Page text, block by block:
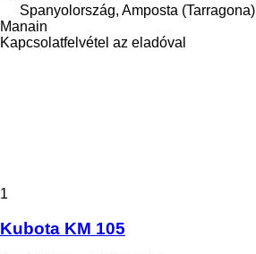
Spanyolország, Amposta (Tarragona)
Manain
Kapcsolatfelvétel az eladóval
1
Kubota KM 105